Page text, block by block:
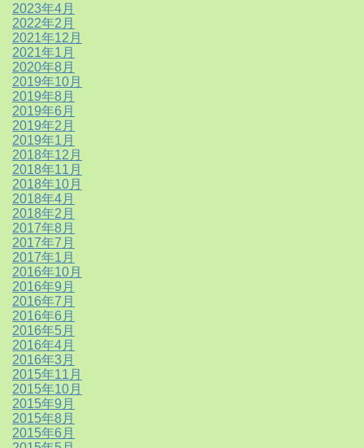
2023年4月
2022年2月
2021年12月
2021年1月
2020年8月
2019年10月
2019年8月
2019年6月
2019年2月
2019年1月
2018年12月
2018年11月
2018年10月
2018年4月
2018年2月
2017年8月
2017年7月
2017年1月
2016年10月
2016年9月
2016年7月
2016年6月
2016年5月
2016年4月
2016年3月
2015年11月
2015年10月
2015年9月
2015年8月
2015年6月